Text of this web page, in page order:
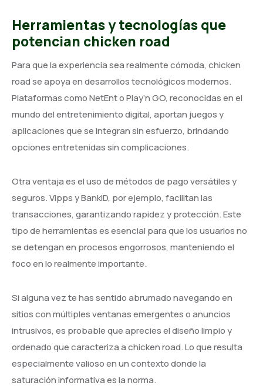
Herramientas y tecnologías que
potencian chicken road
Para que la experiencia sea realmente cómoda, chicken
road se apoya en desarrollos tecnológicos modernos.
Plataformas como NetEnt o Play’n GO, reconocidas en el
mundo del entretenimiento digital, aportan juegos y
aplicaciones que se integran sin esfuerzo, brindando
opciones entretenidas sin complicaciones.
Otra ventaja es el uso de métodos de pago versátiles y
seguros. Vipps y BankID, por ejemplo, facilitan las
transacciones, garantizando rapidez y protección. Este
tipo de herramientas es esencial para que los usuarios no
se detengan en procesos engorrosos, manteniendo el
foco en lo realmente importante.
Si alguna vez te has sentido abrumado navegando en
sitios con múltiples ventanas emergentes o anuncios
intrusivos, es probable que aprecies el diseño limpio y
ordenado que caracteriza a chicken road. Lo que resulta
especialmente valioso en un contexto donde la
saturación informativa es la norma.